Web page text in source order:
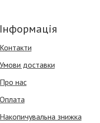
Інформація
Контакти
Умови доставки
Про нас
Оплата
Накопичувальна знижка